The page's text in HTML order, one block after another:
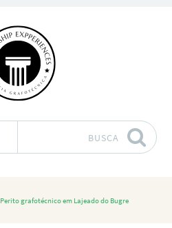
BUSCA
Perito grafotécnico em Lajeado do Bugre